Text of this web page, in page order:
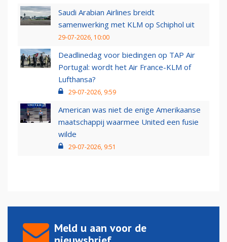
Saudi Arabian Airlines breidt
samenwerking met KLM op Schiphol uit
29-07-2026, 10:00
Deadlinedag voor biedingen op TAP Air
Portugal: wordt het Air France-KLM of
Lufthansa?
29-07-2026, 9:59
American was niet de enige Amerikaanse
maatschappij waarmee United een fusie
wilde
29-07-2026, 9:51
Meld u aan voor de